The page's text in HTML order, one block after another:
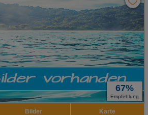
67%
Empfehlung
Bilder Karte